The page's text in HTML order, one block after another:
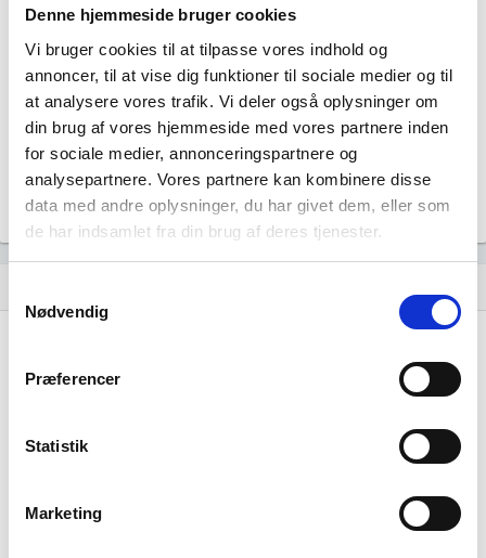
Denne hjemmeside bruger cookies
Vi bruger cookies til at tilpasse vores indhold og
annoncer, til at vise dig funktioner til sociale medier og til
at analysere vores trafik. Vi deler også oplysninger om
din brug af vores hjemmeside med vores partnere inden
for sociale medier, annonceringspartnere og
analysepartnere. Vores partnere kan kombinere disse
data med andre oplysninger, du har givet dem, eller som
de har indsamlet fra din brug af deres tjenester.
Nødvendig
Præferencer
Statistik
Marketing
PcP. Danmark A/S har ingen datterselskaber.
tiltrådte som